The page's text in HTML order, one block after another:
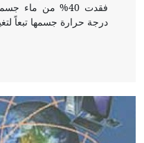
فقدت 40% من ماء
درجة حرارة جسمها تبعاً
- هل تعلم أن أبقراط
الحكم، الأدلة، تنظيم
ويعود له الفضل بأنه حرر